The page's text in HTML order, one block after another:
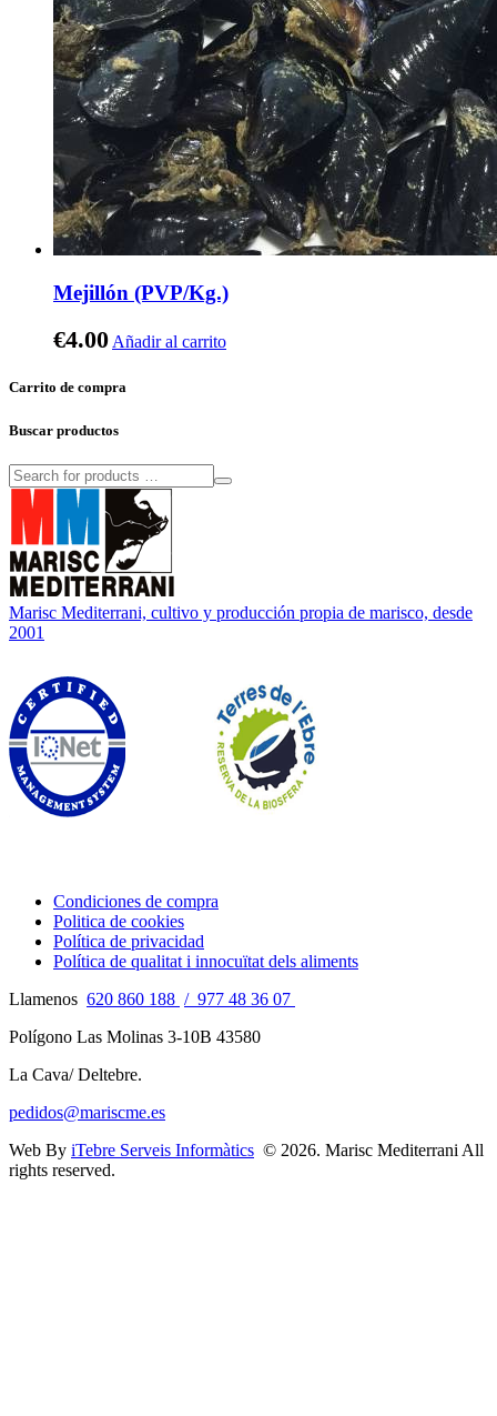
Mejillón (PVP/Kg.)
€4.00 Añadir al carrito
Carrito de compra
Buscar productos
Marisc Mediterrani, cultivo y producción propia de marisco, desde
2001
Condiciones de compra
Politica de cookies
Política de privacidad
Política de qualitat i innocuïtat dels aliments
Llamenos 620 860 188 / 977 48 36 07
Polígono Las Molinas 3-10B 43580
La Cava/ Deltebre.
pedidos@mariscme.es
Web By iTebre Serveis Informàtics © 2026. Marisc Mediterrani All
rights reserved.